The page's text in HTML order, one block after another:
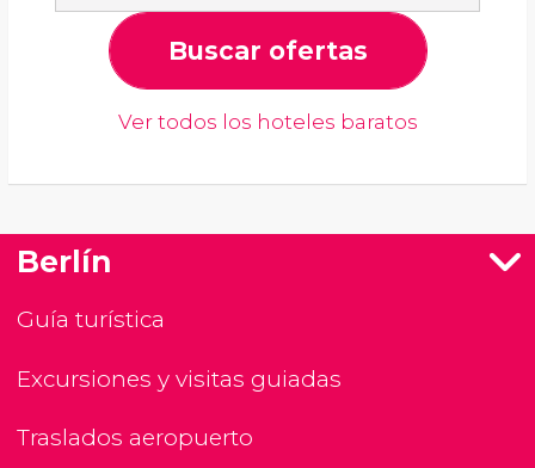
Buscar ofertas
Ver todos los hoteles baratos
Berlín
Guía turística
Excursiones y visitas guiadas
Traslados aeropuerto